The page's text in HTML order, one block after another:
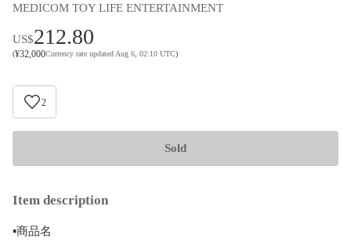
MEDICOM TOY LIFE ENTERTAINMENT
US$212.80
(¥32,000Currency rate updated Aug 6, 02:10 UTC)
2
Sold
Item description
▪︎商品名